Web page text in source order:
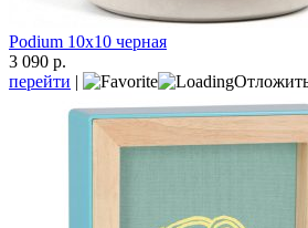
Podium 10х10 черная
3 090 р.
перейти |